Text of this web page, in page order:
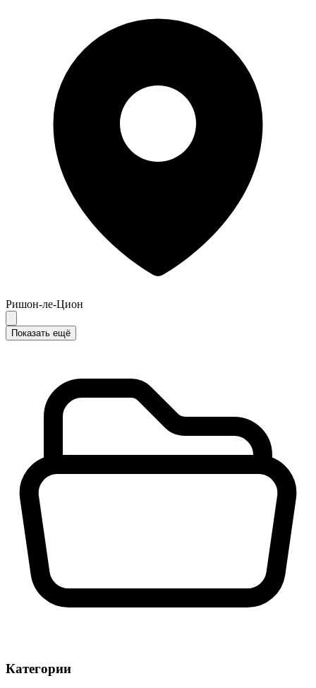
Ришон-ле-Цион
Показать ещё
Категории